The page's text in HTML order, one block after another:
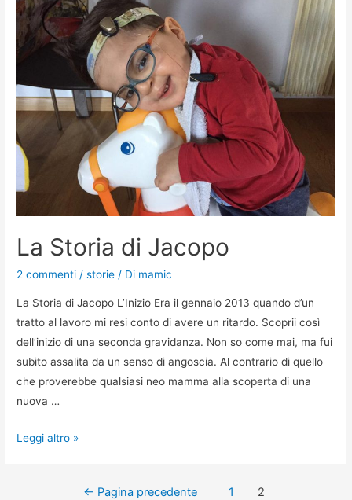
La Storia di Jacopo
2 commenti /storie / Di mamic
La Storia di Jacopo L’Inizio Era il gennaio 2013 quando d’un
tratto al lavoro mi resi conto di avere un ritardo. Scoprii così
dell’inizio di una seconda gravidanza. Non so come mai, ma fui
subito assalita da un senso di angoscia. Al contrario di quello
che proverebbe qualsiasi neo mamma alla scoperta di una
nuova …
Leggi altro »
← Pagina precedente 1 2